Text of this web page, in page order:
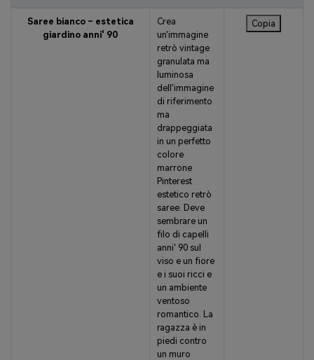
Saree bianco – estetica
giardino anni' 90
Crea
un'immagine
retrò vintage
granulata ma
luminosa
dell'immagine
di riferimento
ma
drappeggiata
in un perfetto
colore
marrone
Pinterest
estetico retrò
saree. Deve
sembrare un
filo di capelli
anni' 90 sul
viso e un fiore
e i suoi ricci e
un ambiente
ventoso
romantico. La
ragazza è in
piedi contro
un muro
Copia